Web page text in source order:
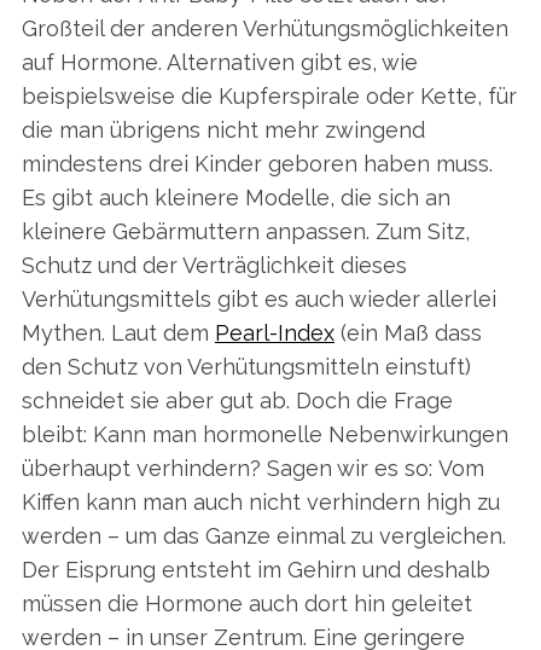
Großteil der anderen Verhütungsmöglichkeiten
auf Hormone. Alternativen gibt es, wie
beispielsweise die Kupferspirale oder Kette, für
die man übrigens nicht mehr zwingend
mindestens drei Kinder geboren haben muss.
Es gibt auch kleinere Modelle, die sich an
kleinere Gebärmuttern anpassen. Zum Sitz,
Schutz und der Verträglichkeit dieses
Verhütungsmittels gibt es auch wieder allerlei
Mythen. Laut dem Pearl-Index(ein Maß dass
den Schutz von Verhütungsmitteln einstuft)
schneidet sie aber gut ab. Doch die Frage
bleibt: Kann man hormonelle Nebenwirkungen
überhaupt verhindern? Sagen wir es so: Vom
Kiffen kann man auch nicht verhindern high zu
werden – um das Ganze einmal zu vergleichen.
Der Eisprung entsteht im Gehirn und deshalb
müssen die Hormone auch dort hin geleitet
werden – in unser Zentrum. Eine geringere
S
e
a
c
h
f
o